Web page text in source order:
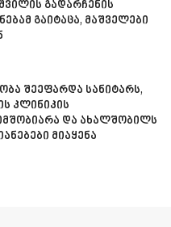
გადარჩენის
გაიტაცა, მაშველები
შეეფარდა სანიტარს,
კლინიკის
და ახალშობილს
მიაყენა